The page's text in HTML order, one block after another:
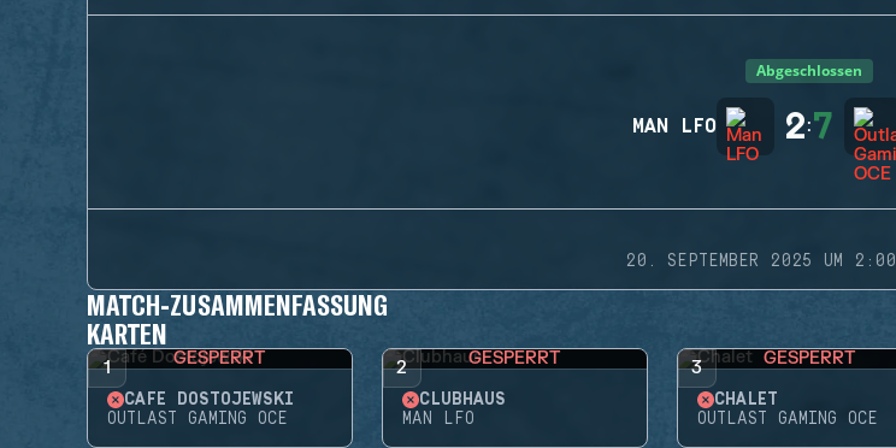
Abgeschlossen
MAN LFO 2:7
20. SEPTEMBER 2025 UM 2:00
MATCH-ZUSAMMENFASSUNG
KARTEN
1 GESPERRT
CAFÉ DOSTOJEWSKI
OUTLAST GAMING OCE
2 GESPERRT
CLUBHAUS
MAN LFO
3 GESPERRT
CHALET
OUTLAST GAMING OCE